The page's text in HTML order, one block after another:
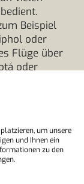
Beispiel
oder
Flüge über
oder
du
Mehrere
täglich, die
Flughafen
sodass
um unsere
und Ihnen ein
zu den